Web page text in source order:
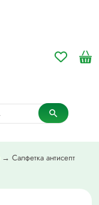
→ Салфетка антисепт